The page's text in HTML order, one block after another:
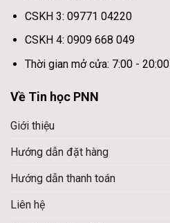
CSKH 3: 09771 04220
CSKH 4: 0909 668 049
Thời gian mở cửa: 7:00 - 20:00
Về Tin học PNN
Giới thiệu
Hướng dẫn đặt hàng
Hướng dẫn thanh toán
Liên hệ